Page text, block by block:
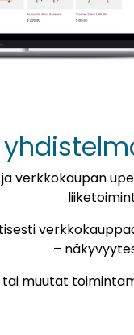
verkkokaupan
–
muutat